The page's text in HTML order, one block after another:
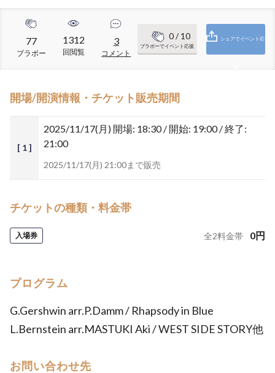
77
ブラボー
1312
回閲覧
3
コメント
0/ 10
ブラボーでイベント応援
シェアでイベント応
開場/開演情報・チケット販売期間
[ 1 ]
2025/11/17(月) 開場: 18:30 / 開始: 19:00 / 終了:
21:00
2025/11/17(月) 21:00まで販売
チケットの種類・料金帯
入場券 全2料金帯 0円
プログラム
G.Gershwin arr.P.Damm / Rhapsody in Blue
L.Bernstein arr.MASTUKI Aki / WEST SIDE STORY他
お問い合わせ先